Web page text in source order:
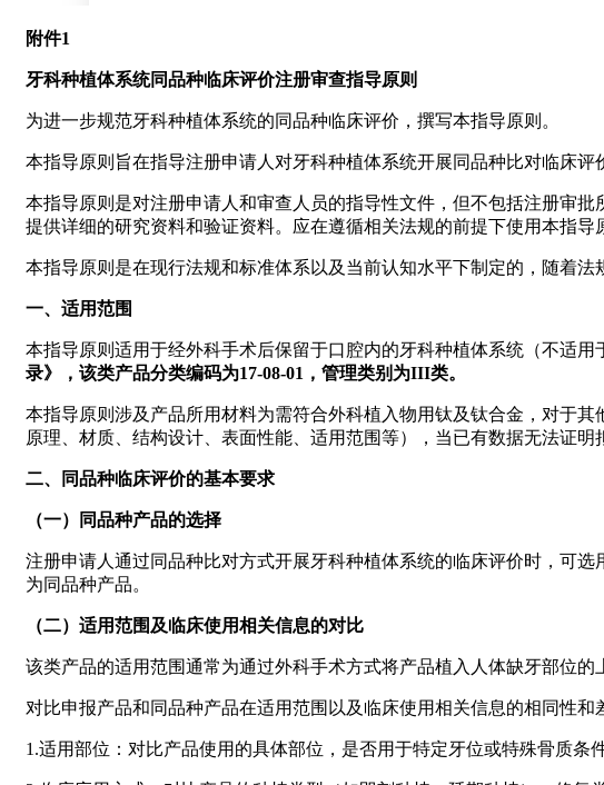
附件1
牙科种植体系统同品种临床评价注册审查指导原则
为进一步规范牙科种植体系统的同品种临床评价，撰写本指导原则。
本指导原则旨在指导注册申请人对牙科种植体系统开展同品种比对临床
本指导原则是对注册申请人和审查人员的指导性文件，但不包括注册审
提供详细的研究资料和验证资料。应在遵循相关法规的前提下使用本指导
本指导原则是在现行法规和标准体系以及当前认知水平下制定的，随着
一、适用范围
本指导原则适用于经外科手术后保留于口腔内的牙科种植体系统（不适
录》，该类产品分类编码为17-08-01，管理类别为III类。
本指导原则涉及产品所用材料为需符合外科植入物用钛及钛合金，对于
原理、材质、结构设计、表面性能、适用范围等），当已有数据无法证
二、同品种临床评价的基本要求
（一）同品种产品的选择
注册申请人通过同品种比对方式开展牙科种植体系统的临床评价时，可
为同品种产品。
（二）适用范围及临床使用相关信息的对比
该类产品的适用范围通常为通过外科手术方式将产品植入人体缺牙部位
对比申报产品和同品种产品在适用范围以及临床使用相关信息的相同性和
1.适用部位：对比产品使用的具体部位，是否用于特定牙位或特殊骨质条